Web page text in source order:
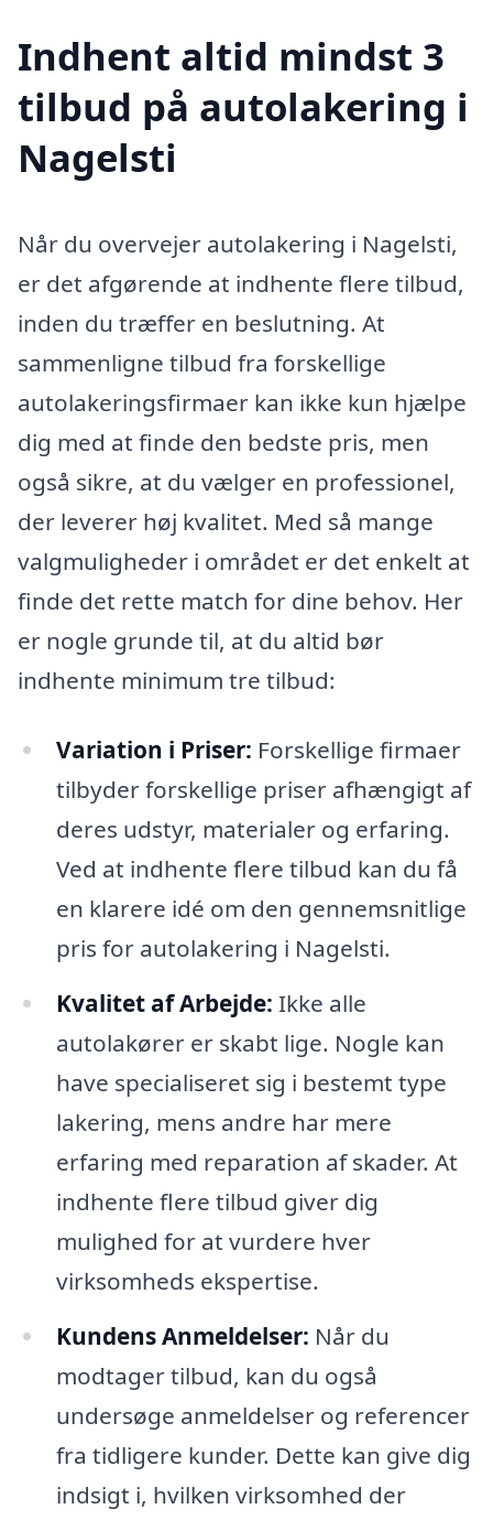
Indhent altid mindst 3
tilbud på autolakering i
Nagelsti
Når du overvejer autolakering i Nagelsti,
er det afgørende at indhente flere tilbud,
inden du træffer en beslutning. At
sammenligne tilbud fra forskellige
autolakeringsfirmaer kan ikke kun hjælpe
dig med at finde den bedste pris, men
også sikre, at du vælger en professionel,
der leverer høj kvalitet. Med så mange
valgmuligheder i området er det enkelt at
finde det rette match for dine behov. Her
er nogle grunde til, at du altid bør
indhente minimum tre tilbud:
Variation i Priser: Forskellige firmaer
tilbyder forskellige priser afhængigt af
deres udstyr, materialer og erfaring.
Ved at indhente flere tilbud kan du få
en klarere idé om den gennemsnitlige
pris for autolakering i Nagelsti.
Kvalitet af Arbejde: Ikke alle
autolakører er skabt lige. Nogle kan
have specialiseret sig i bestemt type
lakering, mens andre har mere
erfaring med reparation af skader. At
indhente flere tilbud giver dig
mulighed for at vurdere hver
virksomheds ekspertise.
Kundens Anmeldelser: Når du
modtager tilbud, kan du også
undersøge anmeldelser og referencer
fra tidligere kunder. Dette kan give dig
indsigt i, hvilken virksomhed der